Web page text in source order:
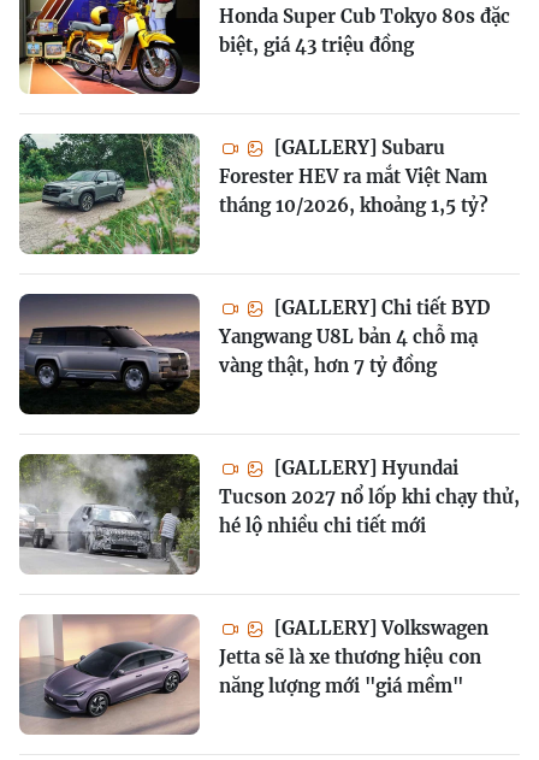
Honda Super Cub Tokyo 80s đặc
biệt, giá 43 triệu đồng
[GALLERY] Subaru
Forester HEV ra mắt Việt Nam
tháng 10/2026, khoảng 1,5 tỷ?
[GALLERY] Chi tiết BYD
Yangwang U8L bản 4 chỗ mạ
vàng thật, hơn 7 tỷ đồng
[GALLERY] Hyundai
Tucson 2027 nổ lốp khi chạy thử,
hé lộ nhiều chi tiết mới
[GALLERY] Volkswagen
Jetta sẽ là xe thương hiệu con
năng lượng mới "giá mềm"